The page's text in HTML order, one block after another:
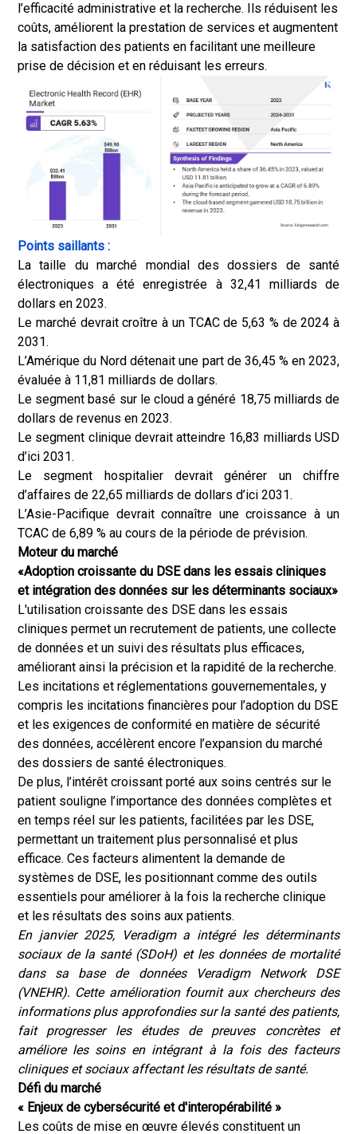
l’efficacité administrative et la recherche. Ils réduisent les
coûts, améliorent la prestation de services et augmentent
la satisfaction des patients en facilitant une meilleure
prise de décision et en réduisant les erreurs.
Points saillants :
La taille du marché mondial des dossiers de santé
électroniques a été enregistrée à 32,41 milliards de
dollars en 2023.
Le marché devrait croître à un TCAC de 5,63 % de 2024 à
2031.
L’Amérique du Nord détenait une part de 36,45 % en 2023,
évaluée à 11,81 milliards de dollars.
Le segment basé sur le cloud a généré 18,75 milliards de
dollars de revenus en 2023.
Le segment clinique devrait atteindre 16,83 milliards USD
d’ici 2031.
Le segment hospitalier devrait générer un chiffre
d’affaires de 22,65 milliards de dollars d’ici 2031.
L’Asie-Pacifique devrait connaître une croissance à un
TCAC de 6,89 % au cours de la période de prévision.
Moteur du marché
«Adoption croissante du DSE dans les essais cliniques
et intégration des données sur les déterminants sociaux»
L'utilisation croissante des DSE dans les essais
cliniques permet un recrutement de patients, une collecte
de données et un suivi des résultats plus efficaces,
améliorant ainsi la précision et la rapidité de la recherche.
Les incitations et réglementations gouvernementales, y
compris les incitations financières pour l’adoption du DSE
et les exigences de conformité en matière de sécurité
des données, accélèrent encore l’expansion du marché
des dossiers de santé électroniques.
De plus, l’intérêt croissant porté aux soins centrés sur le
patient souligne l’importance des données complètes et
en temps réel sur les patients, facilitées par les DSE,
permettant un traitement plus personnalisé et plus
efficace. Ces facteurs alimentent la demande de
systèmes de DSE, les positionnant comme des outils
essentiels pour améliorer à la fois la recherche clinique
et les résultats des soins aux patients.
En janvier 2025, Veradigm a intégré les déterminants
sociaux de la santé (SDoH) et les données de mortalité
dans sa base de données Veradigm Network DSE
(VNEHR). Cette amélioration fournit aux chercheurs des
informations plus approfondies sur la santé des patients,
fait progresser les études de preuves concrètes et
améliore les soins en intégrant à la fois des facteurs
cliniques et sociaux affectant les résultats de santé.
Défi du marché
« Enjeux de cybersécurité et d'interopérabilité »
Les coûts de mise en œuvre élevés constituent un